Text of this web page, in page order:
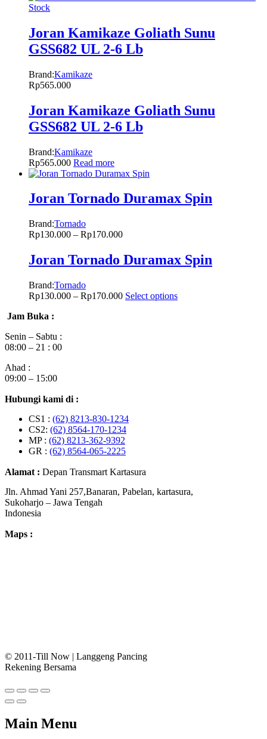
Stock
Joran Kamikaze Goliath Sunu
GSS682 UL 2-6 Lb
Brand:Kamikaze
Rp565.000
Joran Kamikaze Goliath Sunu
GSS682 UL 2-6 Lb
Brand:Kamikaze
Rp565.000 Read more
Joran Tornado Duramax Spin
Brand:Tornado
Rp130.000 – Rp170.000
Joran Tornado Duramax Spin
Brand:Tornado
Rp130.000 – Rp170.000 Select options
Jam Buka :
Senin – Sabtu :
08:00 – 21 : 00
Ahad :
09:00 – 15:00
Hubungi kami di :
CS1 : (62) 8213-830-1234
CS2: (62) 8564-170-1234
MP : (62) 8213-362-9392
GR : (62) 8564-065-2225
Alamat : Depan Transmart Kartasura
Jln. Ahmad Yani 257,Banaran, Pabelan, kartasura,
Sukoharjo – Jawa Tengah
Indonesia
Maps :
© 2011-Till Now | Langgeng Pancing
Rekening Bersama
Main Menu